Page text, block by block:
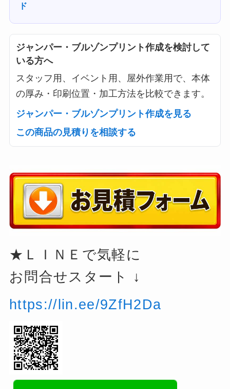
ド
ジャンパー・ブルゾンプリント作成を検討して
いる方へ
スタッフ用、イベント用、屋外作業用で、本体
の厚み・印刷位置・加工方法を比較できます。
ジャンパー・ブルゾンプリント作成を見る
この商品の見積りを相談する
★ＬＩＮＥで気軽に
お問合せスタート ↓
https://lin.ee/9ZfH2Da